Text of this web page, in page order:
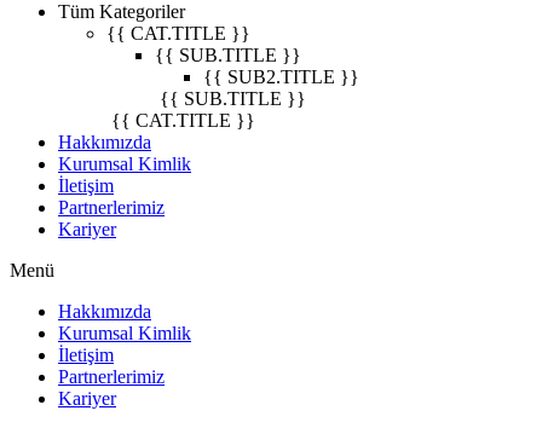
Tüm Kategoriler
{{ CAT.TITLE }}
{{ SUB.TITLE }}
{{ SUB2.TITLE }}
{{ SUB.TITLE }}
{{ CAT.TITLE }}
Hakkımızda
Kurumsal Kimlik
İletişim
Partnerlerimiz
Kariyer
Menü
Hakkımızda
Kurumsal Kimlik
İletişim
Partnerlerimiz
Kariyer